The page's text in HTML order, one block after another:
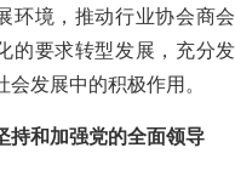
环境，推动行业协会商
的要求转型发展，充分
会发展中的积极作用。
持和加强党的全面领导